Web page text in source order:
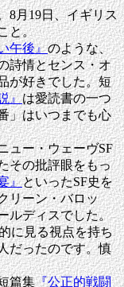
8月19日、イギリス
と。
午後』のような、
詩情とセンス・オ
が好きでした。短
』は愛読書の一つ
」はいつまでも心
ュー・ウェーヴSF
その批評眼をもっ
』といったSF史を
リーン・バロッ
ルディスでした。
に見る視点を持ち
だったのです。慎
篇集『公正的戦闘